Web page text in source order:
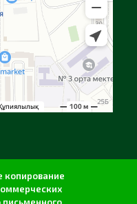
копирование
письменного